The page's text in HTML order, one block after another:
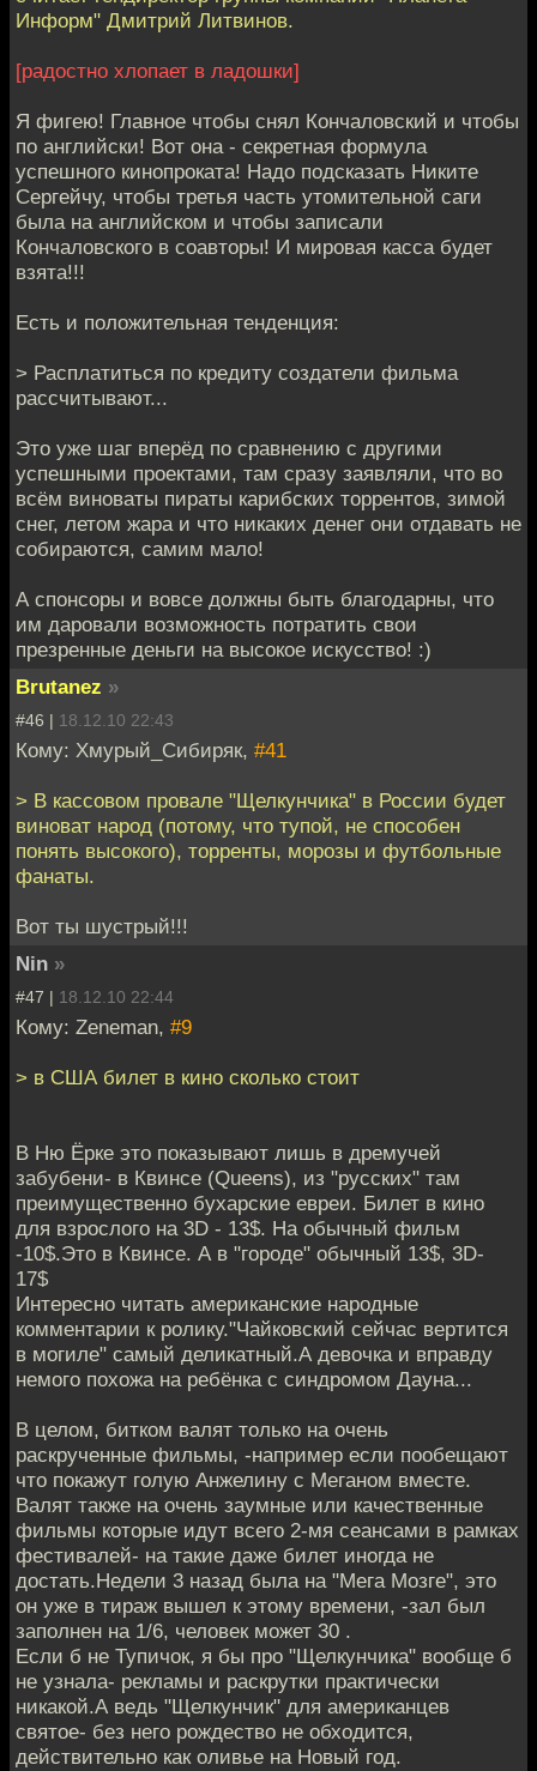
Информ" Дмитрий Литвинов.
[радостно хлопает в ладошки]
Я фигею! Главное чтобы снял Кончаловский и чтобы
по английски! Вот она - секретная формула
успешного кинопроката! Надо подсказать Никите
Сергейчу, чтобы третья часть утомительной саги
была на английском и чтобы записали
Кончаловского в соавторы! И мировая касса будет
взята!!!
Есть и положительная тенденция:
> Расплатиться по кредиту создатели фильма
рассчитывают...
Это уже шаг вперёд по сравнению с другими
успешными проектами, там сразу заявляли, что во
всём виноваты пираты карибских торрентов, зимой
снег, летом жара и что никаких денег они отдавать не
собираются, самим мало!
А спонсоры и вовсе должны быть благодарны, что
им даровали возможность потратить свои
презренные деньги на высокое искусство! :)
Brutanez »
#46 | 18.12.10 22:43
Кому: Хмурый_Сибиряк, #41
> В кассовом провале "Щелкунчика" в России будет
виноват народ (потому, что тупой, не способен
понять высокого), торренты, морозы и футбольные
фанаты.
Вот ты шустрый!!!
Nin »
#47 | 18.12.10 22:44
Кому: Zeneman, #9
> в США билет в кино сколько стоит
В Ню Ёрке это показывают лишь в дремучей
забубени- в Квинсе (Queens), из "русских" там
преимущественно бухарские евреи. Билет в кино
для взрослого на 3D - 13$. На обычный фильм
-10$.Это в Квинсе. А в "городе" обычный 13$, 3D-
17$
Интересно читать американские народные
комментарии к ролику."Чайковский сейчас вертится
в могиле" самый деликатный.А девочка и вправду
немого похожа на ребёнка с синдромом Дауна...
В целом, битком валят только на очень
раскрученные фильмы, -например если пообещают
что покажут голую Анжелину с Меганом вместе.
Валят также на очень заумные или качественные
фильмы которые идут всего 2-мя сеансами в рамках
фестивалей- на такие даже билет иногда не
достать.Недели 3 назад была на "Мега Мозге", это
он уже в тираж вышел к этому времени, -зал был
заполнен на 1/6, человек может 30 .
Если б не Тупичок, я бы про "Щелкунчика" вообще б
не узнала- рекламы и раскрутки практически
никакой.А ведь "Щелкунчик" для американцев
святое- без него рождество не обходится,
действительно как оливье на Новый год.